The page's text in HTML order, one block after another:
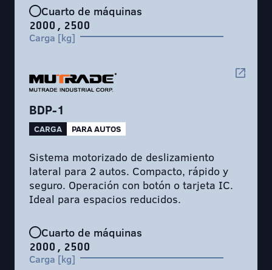
Cuarto de máquinas
2000, 2500
Carga [kg]
BDP-1
CARGA PARA AUTOS
Sistema motorizado de deslizamiento
lateral para 2 autos. Compacto, rápido y
seguro. Operación con botón o tarjeta IC.
Ideal para espacios reducidos.
Cuarto de máquinas
2000, 2500
Carga [kg]